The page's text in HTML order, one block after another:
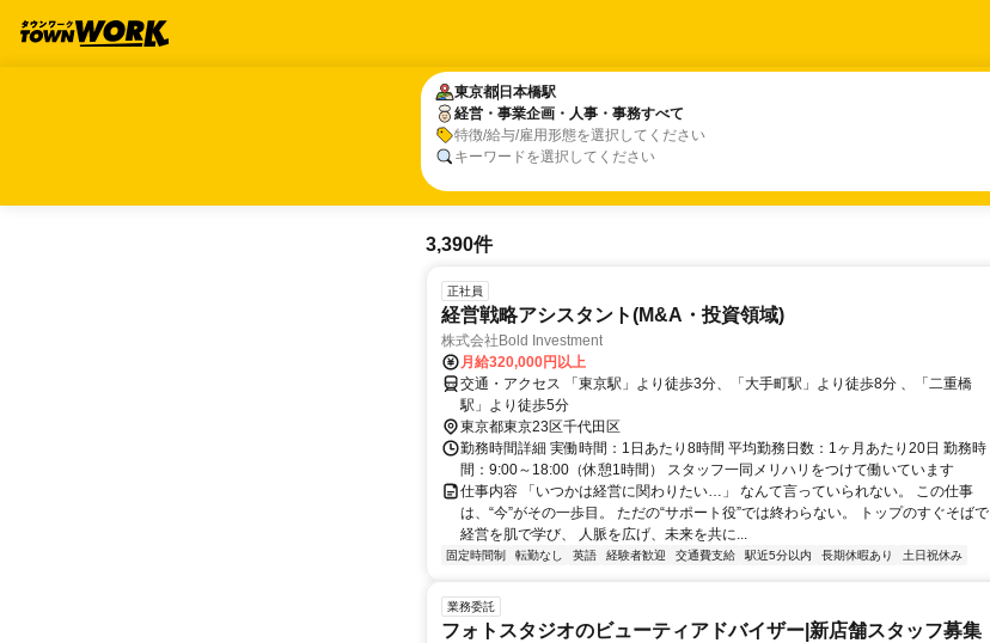
東京都 日本橋駅
経営・事業企画・人事・事務すべて
特徴/給与/雇用形態を選択してください
キーワードを選択してください
東京都 日本橋駅
経営・事業企画・人事・事務すべて
3,390件
正社員
経営戦略アシスタント(M&A・投資領域)
株式会社Bold Investment
月給320,000円以上
交通・アクセス 「東京駅」より徒歩3分、「大手町駅」より徒歩8分 、「二重橋
駅」より徒歩5分
東京都東京23区千代田区
勤務時間詳細 実働時間：1日あたり8時間 平均勤務日数：1ヶ月あたり20日 勤務時
間：9:00～18:00（休憩1時間） スタッフ一同メリハリをつけて働いています
仕事内容 「いつかは経営に関わりたい…」 なんて言っていられない。 この仕事
は、“今”がその一歩目。 ただの“サポート役”では終わらない。 トップのすぐそばで
経営を肌で学び、 人脈を広げ、未来を共に...
固定時間制 転勤なし 英語 経験者歓迎 交通費支給 駅近5分以内 長期休暇あり 土日祝休み
業務委託
フォトスタジオのビューティアドバイザー|新店舗スタッフ募集